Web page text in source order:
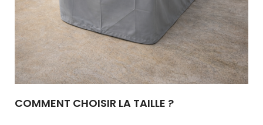
COMMENT CHOISIR LA TAILLE ?